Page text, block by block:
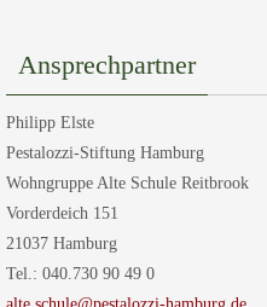
Ansprechpartner
Philipp Elste
Pestalozzi-Stiftung Hamburg
Wohngruppe Alte Schule Reitbrook
Vorderdeich 151
21037 Hamburg
Tel.: 040.730 90 49 0